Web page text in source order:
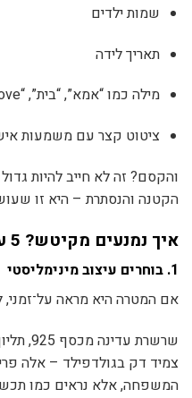
שמות ילדים
תאריך לידה
מילה כמו “אמא”, “בית”, “Love”
ציטוט קצר עם משמעות
והקסם? זה לא חייב להיות
הקטנה והנסתרת – היא זו
איך נמנעים מקיטש? 5 עקרונות זהב
1. בוחרים עיצוב מינימליסטי
אם המטרה היא מראה על־זמני,
שרשרת
צמיד דק בגולדפילד – אלה
המשפחה, אלא נראים כמו